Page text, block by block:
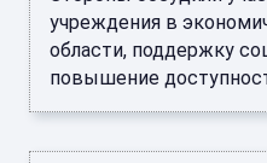
учреждения в
области, поддержку
повышение